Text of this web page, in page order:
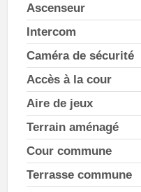
Ascenseur
Intercom
Caméra de sécurité
Accès à la cour
Aire de jeux
Terrain aménagé
Cour commune
Terrasse commune